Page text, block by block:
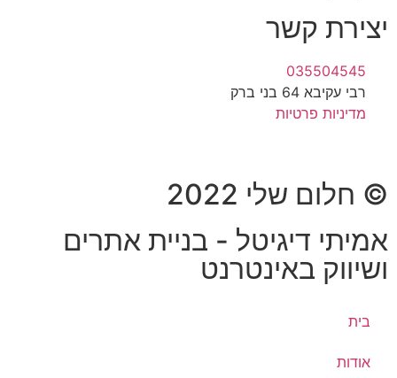
יצירת קשר
035504545
רבי עקיבא 64 בני ברק
מדיניות פרטיות
© חלום שלי 2022
אמיתי דיגיטל - בניית אתרים
ושיווק באינטרנט
בית
אודות